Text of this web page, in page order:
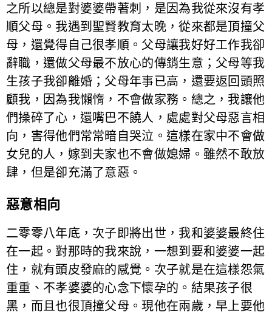
之所以總是對婆婆帶著刺，是因為我從來沒有孝
順父母。我遇到聖賢教育太晚，從來都是頂撞父
母，還覺得自己很孝順。父母讓我好好工作我卻
辭職，還做父母最不放心的傳銷生意；父母等我
生孩子我卻離婚；父母年事已高，還要返回頭照
顧我，因為我懶惰，不會做家務。總之，我讓他
們操碎了心，還嘴巴不饒人，處處對父母惡言相
向，害得他們常常暗自哭泣。這樣在家中不會做
女兒的人，嫁到夫家也不會做媳婦。雖然不敢放
肆，但是卻充滿了意惡。
惡意相向
二零零八年底，次子即將出世，我和婆婆最終住
在一起。對那時的我來說，一想到要和婆婆一起
住，就有頭皮發麻的感覺。次子就是在這樣怨氣
重重、不孝婆婆的心念下懷孕的。結果孩子很
黑，而且也很頂撞父母。現他在兩歲，早上要他